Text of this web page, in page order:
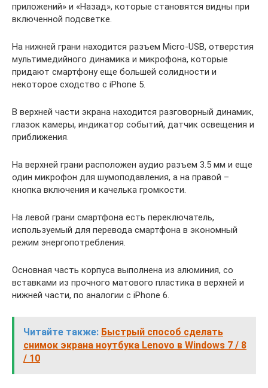
приложений» и «Назад», которые становятся видны при
включенной подсветке.
На нижней грани находится разъем Micro-USB, отверстия
мультимедийного динамика и микрофона, которые
придают смартфону еще большей солидности и
некоторое сходство с iPhone 5.
В верхней части экрана находится разговорный динамик,
глазок камеры, индикатор событий, датчик освещения и
приближения.
На верхней грани расположен аудио разъем 3.5 мм и еще
один микрофон для шумоподавления, а на правой –
кнопка включения и качелька громкости.
На левой грани смартфона есть переключатель,
используемый для перевода смартфона в экономный
режим энергопотребления.
Основная часть корпуса выполнена из алюминия, со
вставками из прочного матового пластика в верхней и
нижней части, по аналогии с iPhone 6.
Читайте также: Быстрый способ сделать
снимок экрана ноутбука Lenovo в Windows 7 / 8
/ 10